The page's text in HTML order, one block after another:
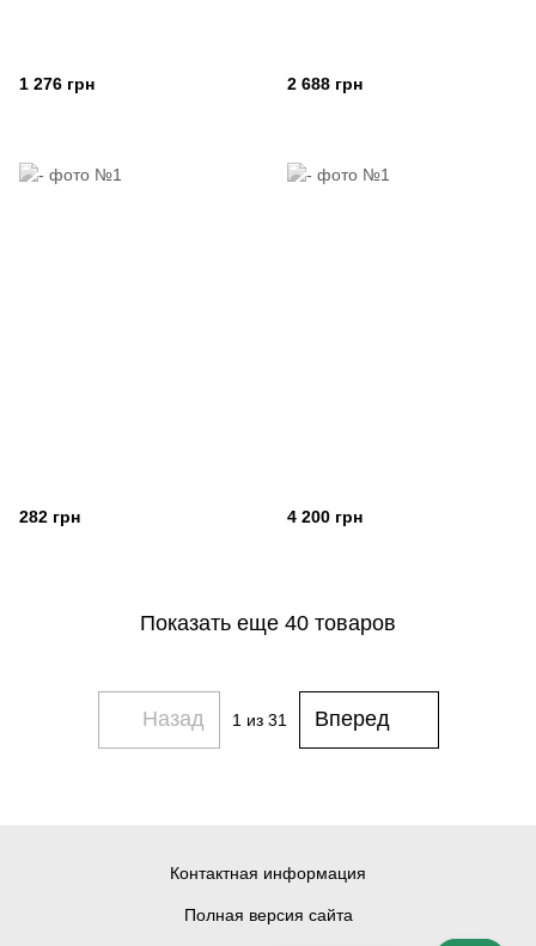
1 276 грн 2 688 грн
282 грн 4 200 грн
Показать еще 40 товаров
Назад 1 из 31 Вперед
Контактная информация
Полная версия сайта